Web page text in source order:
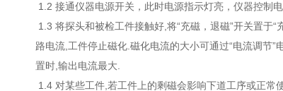
1.2 接通仪器电源开关，此时电源指示灯亮，仪器控制
1.3 将探头和被检工件接触好,将“充磁，退磁”开关置于
路电流,工件停止磁化.磁化电流的大小可通过“电流调节
置时,输出电流最大.
1.4 对某些工件,若工件上的剩磁会影响下道工序或正常